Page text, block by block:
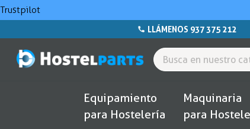
Trustpilot
LLÁMENOS 937 375 212
Equipamiento
para Hostelería
Maquinaria
para